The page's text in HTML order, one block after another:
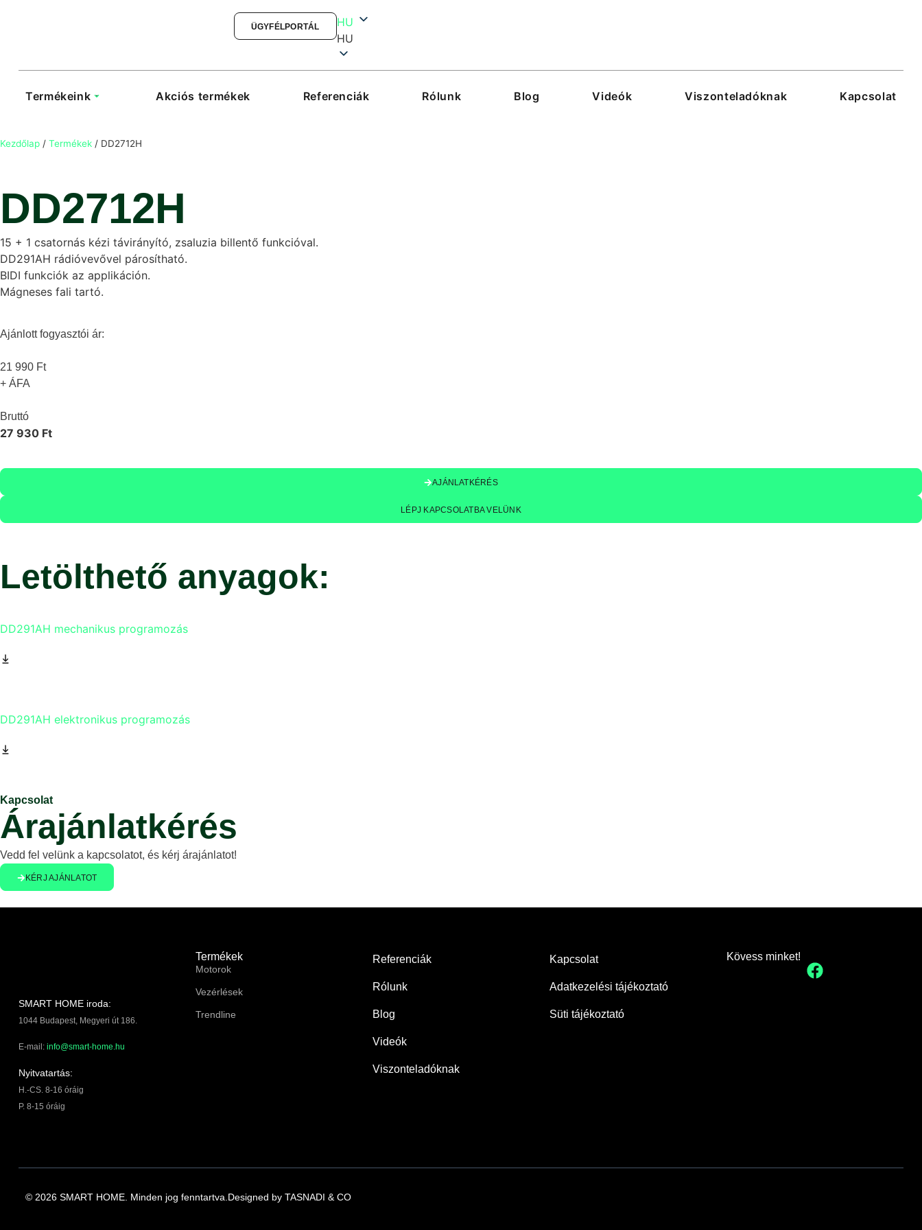
ÜGYFÉLPORTÁL
HU
HU
Termékeink Akciós termékek Referenciák Rólunk Blog Videók Viszonteladóknak Kapcsolat
Kezdőlap / Termékek / DD2712H
DD2712H
15 + 1 csatornás kézi távirányító, zsaluzia billentő funkcióval.
DD291AH rádióvevővel párosítható.
BIDI funkciók az applikáción.
Mágneses fali tartó.
Ajánlott fogyasztói ár:
21 990 Ft
+ ÁFA
Bruttó
27 930 Ft
AJÁNLATKÉRÉS
LÉPJ KAPCSOLATBA VELÜNK
Letölthető anyagok:
DD291AH mechanikus programozás
DD291AH elektronikus programozás
Kapcsolat
Árajánlatkérés
Vedd fel velünk a kapcsolatot, és kérj árajánlatot!
KÉRJ AJÁNLATOT
SMART HOME iroda:
1044 Budapest, Megyeri út 186.
E-mail: info@smart-home.hu
Nyitvatartás:
H.-CS. 8-16 óráig
P. 8-15 óráig
Termékek
Motorok
Vezérlések
Trendline
Referenciák
Rólunk
Blog
Videók
Viszonteladóknak
Kapcsolat
Adatkezelési tájékoztató
Süti tájékoztató
Kövess minket!
© 2026 SMART HOME. Minden jog fenntartva. Designed by TASNADI & CO